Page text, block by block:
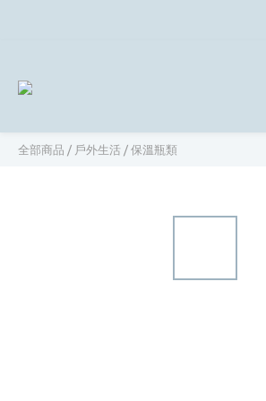
全部商品 / 戶外生活 / 保溫瓶類